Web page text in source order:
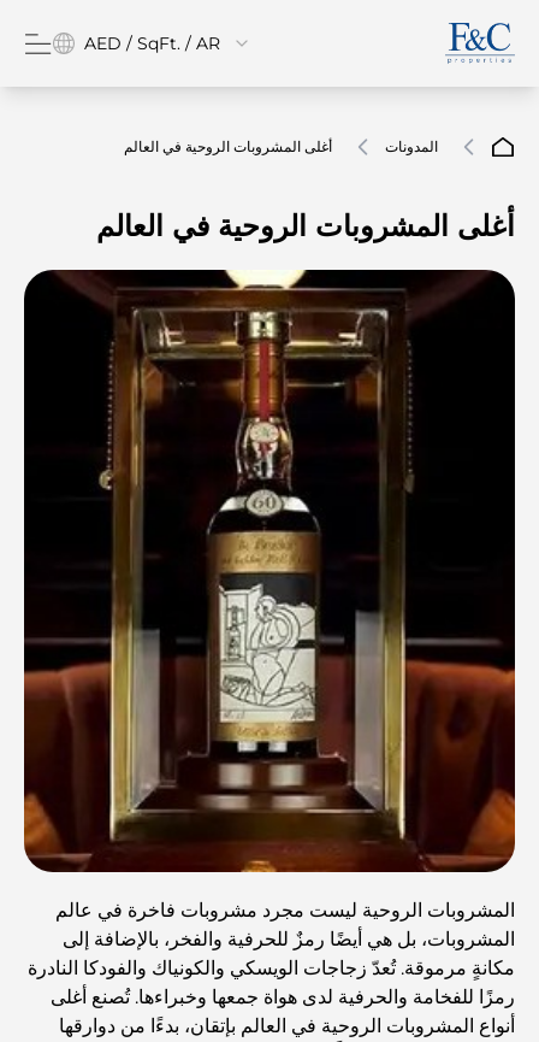
AED / SqFt. / AR
المدونات أغلى المشروبات الروحية في العالم
أغلى المشروبات الروحية في العالم
المشروبات الروحية ليست مجرد مشروبات فاخرة في عالم
المشروبات، بل هي أيضًا رمزٌ للحرفية والفخر، بالإضافة إلى
مكانةٍ مرموقة. تُعدّ زجاجات الويسكي والكونياك والفودكا النادرة
رمزًا للفخامة والحرفية لدى هواة جمعها وخبراءها. تُصنع أغلى
أنواع المشروبات الروحية في العالم بإتقان، بدءًا من دوارقها